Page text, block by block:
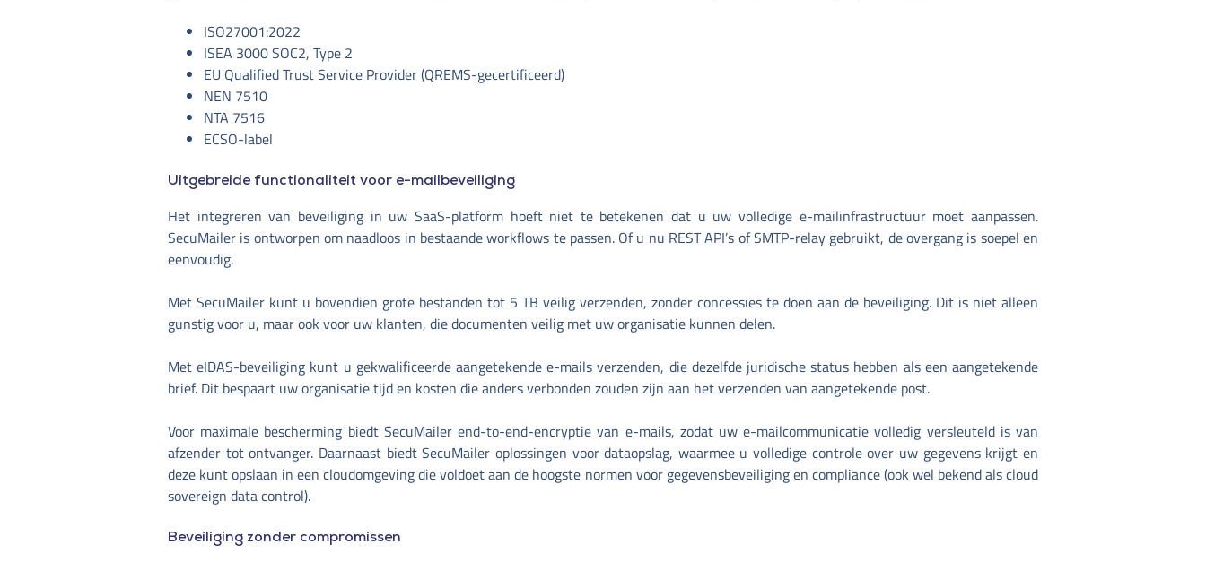
ISO27001:2022
ISEA 3000 SOC2, Type 2
EU Qualified Trust Service Provider (QREMS-gecertificeerd)
NEN 7510
NTA 7516
ECSO-label
Uitgebreide functionaliteit voor e-mailbeveiliging
Het integreren van beveiliging in uw SaaS-platform hoeft niet te betekenen dat u uw volledige e-mailinfrastructuur moet aanpassen.
SecuMailer is ontworpen om naadloos in bestaande workflows te passen. Of u nu REST API’s of SMTP-relay gebruikt, de overgang is soepel en
eenvoudig.
Met SecuMailer kunt u bovendien grote bestanden tot 5 TB veilig verzenden, zonder concessies te doen aan de beveiliging. Dit is niet alleen
gunstig voor u, maar ook voor uw klanten, die documenten veilig met uw organisatie kunnen delen.
Met eIDAS-beveiliging kunt u gekwalificeerde aangetekende e-mails verzenden, die dezelfde juridische status hebben als een aangetekende
brief. Dit bespaart uw organisatie tijd en kosten die anders verbonden zouden zijn aan het verzenden van aangetekende post.
Voor maximale bescherming biedt SecuMailer end-to-end-encryptie van e-mails, zodat uw e-mailcommunicatie volledig versleuteld is van
afzender tot ontvanger. Daarnaast biedt SecuMailer oplossingen voor dataopslag, waarmee u volledige controle over uw gegevens krijgt en
deze kunt opslaan in een cloudomgeving die voldoet aan de hoogste normen voor gegevensbeveiliging en compliance (ook wel bekend als cloud
sovereign data control).
Beveiliging zonder compromissen